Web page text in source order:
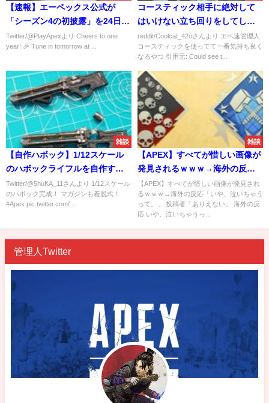
【速報】エーペックス公式が
「シーズン4の初披露」を24日
AM3:00から公開するぞ！！！
Twitter/@PlayApexより Cheers to one
year! 🎉 Tune in tomorrow at ...
コースティック相手に絶対して
はいけない立ち回りをしてしま
ったブラッドハウンドさん
reddit/Coolcat_42oさんより エペ速管理人
コースティックを使ってて一番気持ち良く
なるやつ 引用元: Could see t...
雑談
【自作ハボック】1/12スケール
のハボックライフルを自作する
ファン現る！！→何これ欲しい
いい！！
Twitter/@5huKA_11さんより 1/12スケール
のハボック完成！ マガジンも着脱式！
#Apex pic.twitter.com/...
雑談
【APEX】すべてが惜しい画像が
発見されるｗｗｗ→海外の反応
「いや、泣いちゃうって。」
【APEX】すべてが惜しい画像が発見され
るｗｗｗ→海外の反応「いや、泣いちゃう
って。」 投稿者「ありえない」 海外の反
応 いや、泣いちゃうっ...
管理人Twitter